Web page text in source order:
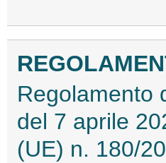
Regolamento
del 7 aprile
(UE) n. 180/